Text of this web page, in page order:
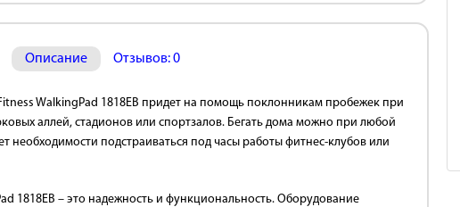
Описание Отзывов: 0
WalkingPad 1818EB придет на помощь поклонникам пробежек при
аллей, стадионов или спортзалов. Бегать дома можно при любой
необходимости подстраиваться под часы работы фитнес-клубов или
1818EB – это надежность и функциональность. Оборудование